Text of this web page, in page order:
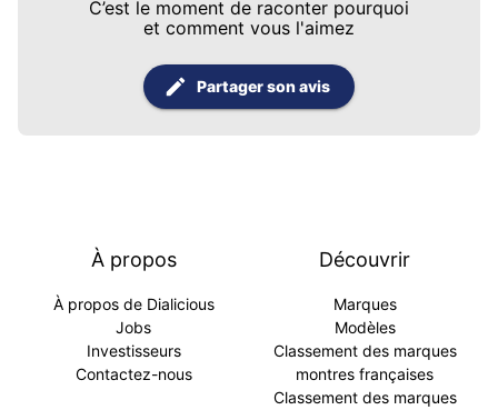
C’est le moment de raconter pourquoi
et comment vous l'aimez
Partager son avis
À propos
À propos de Dialicious
Jobs
Investisseurs
Contactez-nous
Découvrir
Marques
Modèles
Classement des marques
montres françaises
Classement des marques